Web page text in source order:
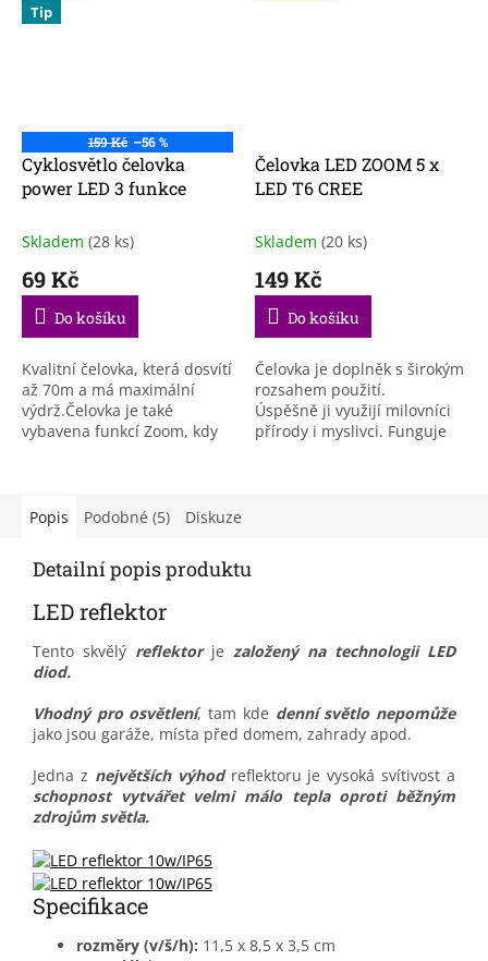
Tip
159 Kč –56 %
Cyklosvětlo čelovka
power LED 3 funkce
Skladem (28 ks)
69 Kč
Do košíku
Kvalitní čelovka, která dosvítí
až 70m a má maximální
výdrž.Čelovka je také
vybavena funkcí Zoom, kdy
Čelovka LED ZOOM 5 x
LED T6 CREE
Skladem (20 ks)
149 Kč
Do košíku
Čelovka je doplněk s širokým
rozsahem použití.
Úspěšně ji využijí milovníci
přírody i myslivci. Funguje
Popis
Podobné (5) Diskuze
Detailní popis produktu
LED reflektor
Tento skvělý reflektor je založený na technologii LED
diod.
Vhodný pro osvětlení, tam kde denní světlo nepomůže
jako jsou garáže, místa před domem, zahrady apod.
Jedna z největších výhodreflektoru je vysoká svítivost a
schopnost vytvářet velmi málo tepla oproti běžným
zdrojům světla.
Specifikace
rozměry (v/š/h): 11,5 x 8,5 x 3,5 cm